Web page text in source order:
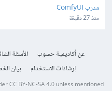
مدرب ComfyUI
منذ 27 دقيقة
عن أكاديمية حسوب الأسئلة
إرشادات الاستخدام
بيان
CC BY-NC-SA 4.0unless mentioned